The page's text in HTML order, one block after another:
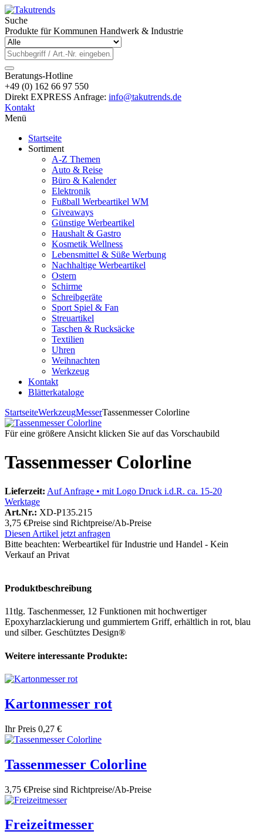
Suche
Produkte für Kommunen Handwerk & Industrie
Beratungs-Hotline
+49 (0) 162 66 97 550
Direkt EXPRESS Anfrage: info@takutrends.de
Kontakt
Menü
Startseite
Sortiment
A-Z Themen
Auto & Reise
Büro & Kalender
Elektronik
Fußball Werbeartikel WM
Giveaways
Günstige Werbeartikel
Haushalt & Gastro
Kosmetik Wellness
Lebensmittel & Süße Werbung
Nachhaltige Werbeartikel
Ostern
Schirme
Schreibgeräte
Sport Spiel & Fan
Streuartikel
Taschen & Rucksäcke
Textilien
Uhren
Weihnachten
Werkzeug
Kontakt
Blätterkataloge
StartseiteWerkzeugMesserTassenmesser Colorline
Für eine größere Ansicht klicken Sie auf das Vorschaubild
Tassenmesser Colorline
Lieferzeit: Auf Anfrage • mit Logo Druck i.d.R. ca. 15-20
Werktage
Art.Nr.: XD-P135.215
3,75 €Preise sind Richtpreise/Ab-Preise
Diesen Artikel jetzt anfragen
Bitte beachten: Werbeartikel für Industrie und Handel - Kein
Verkauf an Privat
Produktbeschreibung
11tlg. Taschenmesser, 12 Funktionen mit hochwertiger
Epoxyharzlackierung und gummiertem Griff, erhältlich in rot, blau
und silber. Geschütztes Design®
Weitere interessante Produkte:
Kartonmesser rot
Ihr Preis 0,27 €
Tassenmesser Colorline
3,75 €Preise sind Richtpreise/Ab-Preise
Freizeitmesser